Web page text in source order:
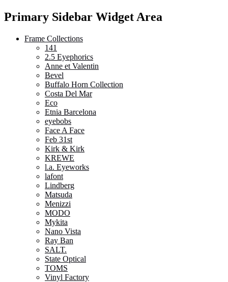
Primary Sidebar Widget Area
Frame Collections
141
2.5 Eyephorics
Anne et Valentin
Bevel
Buffalo Horn Collection
Costa Del Mar
Eco
Etnia Barcelona
eyebobs
Face A Face
Feb 31st
Kirk & Kirk
KREWE
l.a. Eyeworks
lafont
Lindberg
Matsuda
Menizzi
MODO
Mykita
Nano Vista
Ray Ban
SALT.
State Optical
TOMS
Vinyl Factory